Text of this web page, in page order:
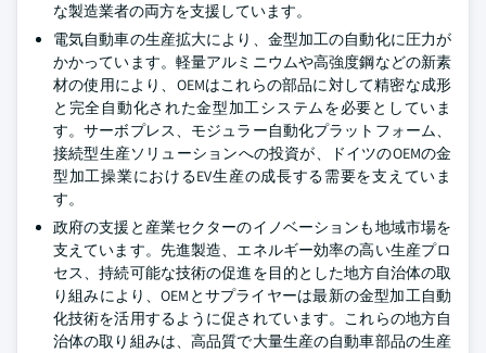
な製造業者の両方を支援しています。
電気自動車の生産拡大により、金型加工の自動化に圧力が
かかっています。軽量アルミニウムや高強度鋼などの新素
材の使用により、OEMはこれらの部品に対して精密な成形
と完全自動化された金型加工システムを必要としていま
す。サーボプレス、モジュラー自動化プラットフォーム、
接続型生産ソリューションへの投資が、ドイツのOEMの金
型加工操業におけるEV生産の成長する需要を支えていま
す。
政府の支援と産業セクターのイノベーションも地域市場を
支えています。先進製造、エネルギー効率の高い生産プロ
セス、持続可能な技術の促進を目的とした地方自治体の取
り組みにより、OEMとサプライヤーは最新の金型加工自動
化技術を活用するように促されています。これらの地方自
治体の取り組みは、高品質で大量生産の自動車部品の生産